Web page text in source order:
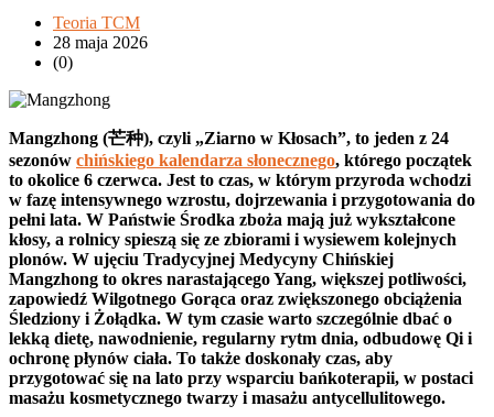
Teoria TCM
28 maja 2026
(0)
Mangzhong (芒种), czyli „Ziarno w Kłosach”, to jeden z 24
sezonów chińskiego kalendarza słonecznego, którego początek
to okolice 6 czerwca. Jest to czas, w którym przyroda wchodzi
w fazę intensywnego wzrostu, dojrzewania i przygotowania do
pełni lata. W Państwie Środka zboża mają już wykształcone
kłosy, a rolnicy spieszą się ze zbiorami i wysiewem kolejnych
plonów. W ujęciu Tradycyjnej Medycyny Chińskiej
Mangzhong to okres narastającego Yang, większej potliwości,
zapowiedź Wilgotnego Gorąca oraz zwiększonego obciążenia
Śledziony i Żołądka. W tym czasie warto szczególnie dbać o
lekką dietę, nawodnienie, regularny rytm dnia, odbudowę Qi i
ochronę płynów ciała. To także doskonały czas, aby
przygotować się na lato przy wsparciu bańkoterapii, w postaci
masażu kosmetycznego twarzy i masażu antycellulitowego.